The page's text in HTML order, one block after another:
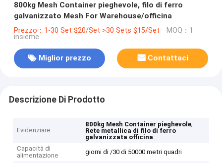
800kg Mesh Container pieghevole, filo di ferro
galvanizzato Mesh For Warehouse/officina
Prezzo：1-30 Set $20/Set >30 Sets $15/Set MOQ：1
insieme
Miglior prezzo Contattaci
Descrizione Di Prodotto
Evidenziare
800kg Mesh Container pieghevole,
Rete metallica di filo di ferro
galvanizzata officina
Capacità di
alimentazione
giorni di /30 di 50000 metri quadri